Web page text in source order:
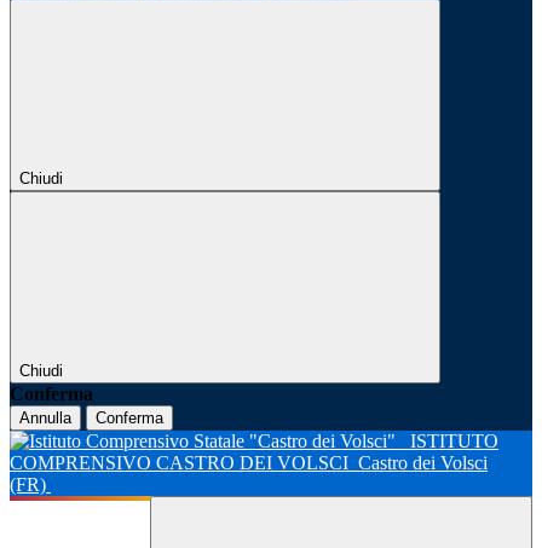
Chiudi
Chiudi
Conferma
Annulla Conferma
ISTITUTO
COMPRENSIVO CASTRO DEI VOLSCI Castro dei Volsci
(FR)